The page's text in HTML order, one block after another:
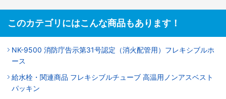
このカテゴリにはこんな商品もあります！
NK-9500 消防庁告示第31号認定（消火配管用）フレキシブルホ
ース
給水栓・関連商品 フレキシブルチューブ 高温用ノンアスベスト
パッキン